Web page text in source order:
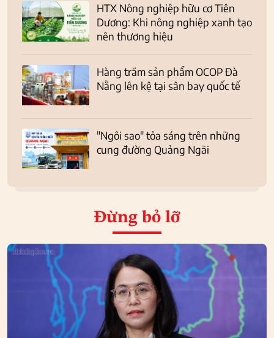
HTX Nông nghiệp hữu cơ Tiên
Dương: Khi nông nghiệp xanh tạo
nên thương hiệu
Hàng trăm sản phẩm OCOP Đà
Nẵng lên kệ tại sân bay quốc tế
"Ngôi sao" tỏa sáng trên những
cung đường Quảng Ngãi
Đừng bỏ lỡ